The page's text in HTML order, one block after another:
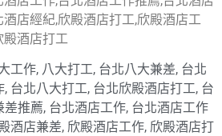
店經紀,欣殿酒店打工,欣殿酒店工
殿酒店打工
工作, 八大打工, 台北八大兼差, 台北
, 台北八大打工, 台北欣殿酒店打工, 台
差推薦, 台北酒店工作, 台北酒店工作
酒店兼差, 欣殿酒店工作, 欣殿酒店打